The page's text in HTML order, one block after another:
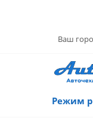
Ваш
Режим